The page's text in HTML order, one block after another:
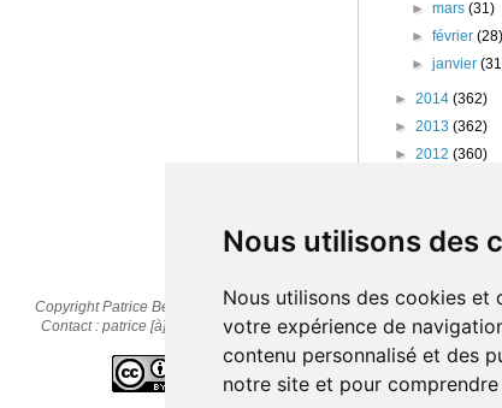
Nous utilisons des
Nous utilisons des cookies et
votre expérience de
contenu personnalisé et des
notre site et pour
►mars(31)
►février(28)
►janvier
► 2014 (362)
► 2013 (362)
► 2012 (360)
Copyright Patrice Bernard © 2010-2025
Contact : patrice [à] cestpasmonidee.fr